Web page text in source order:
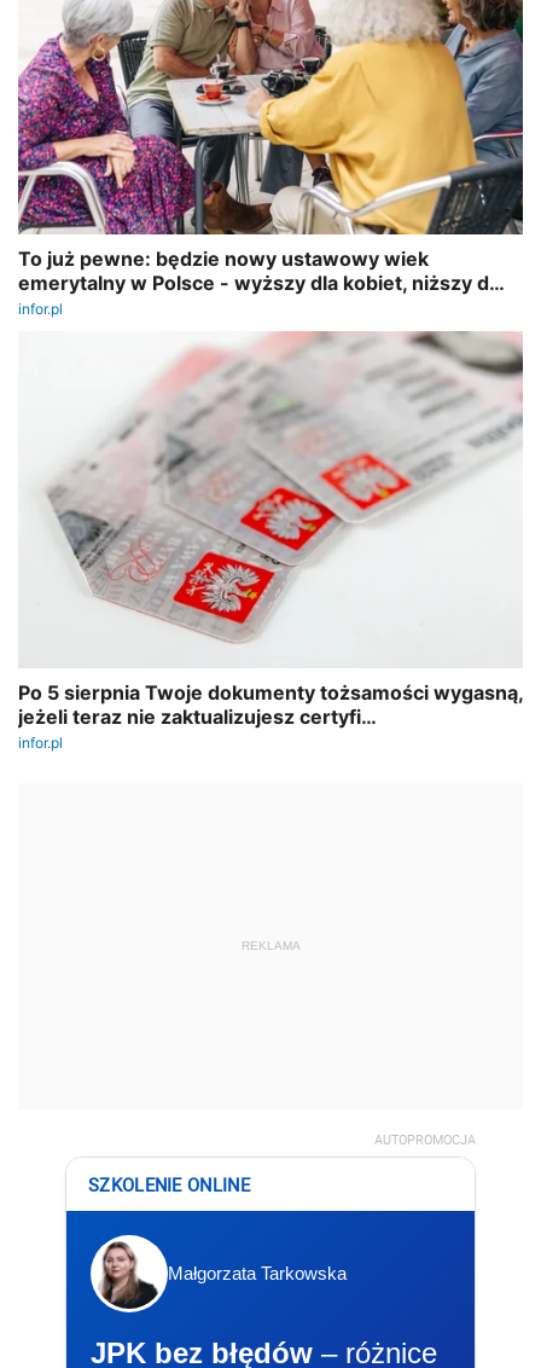
REKLAMA
AUTOPROMOCJA
SZKOLENIE ONLINE
Małgorzata Tarkowska
JPK bez błędów – różnice